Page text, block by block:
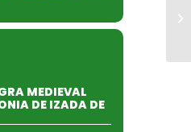
MEDIEVAL
DE IZADA DE